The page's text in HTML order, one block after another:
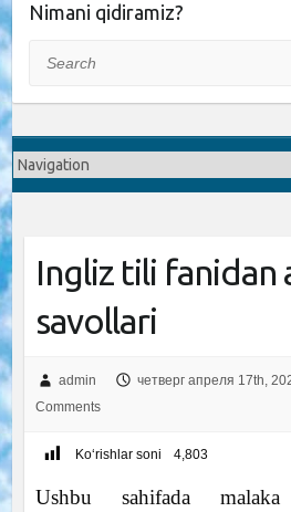
Nimani qidiramiz?
Ingliz tili fanidan
savollari
admin четверг апреля 17th,
Comments
Ko‘rishlar soni 4,803
Ushbu sahifada